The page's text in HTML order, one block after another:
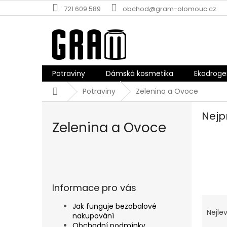
na
721 609 589 obchod@gram-olomouc.cz
Potraviny Dámská kosmetika
DomůPotraviny Zelenina a Ovoce
Zelenina a Ovoce
Informace pro vás
Jak funguje bezobalové
nakupování
a